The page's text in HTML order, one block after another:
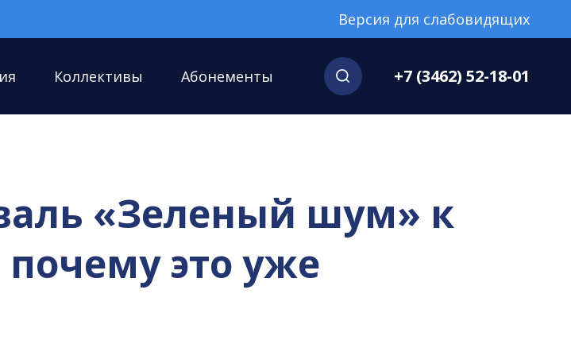
Версия для слабовидящих
Коллективы Абонементы +7 (3462) 52-18-01
«Зеленый шум» к
это уже